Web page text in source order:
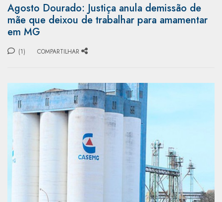
Agosto Dourado: Justiça anula demissão de
mãe que deixou de trabalhar para amamentar
em MG
(1) COMPARTILHAR